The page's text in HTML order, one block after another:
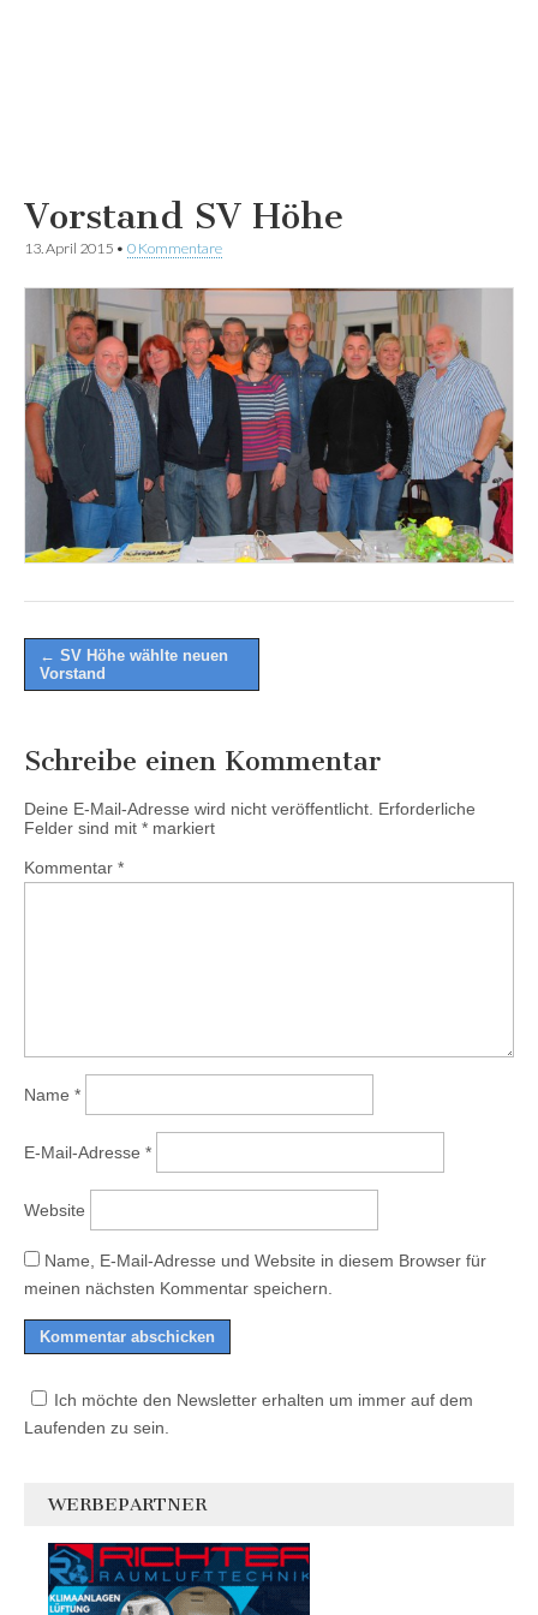
Vorstand SV Höhe
13. April 2015 • 0 Kommentare
Post
navigation
← SV Höhe wählte neuen
Vorstand
Schreibe einen Kommentar
Deine E-Mail-Adresse wird nicht veröffentlicht. Erforderliche
Felder sind mit * markiert
Kommentar *
Name *
E-Mail-Adresse *
Website
Name, E-Mail-Adresse und Website in diesem Browser für
meinen nächsten Kommentar speichern.
Ich möchte den Newsletter erhalten um immer auf dem
Laufenden zu sein.
WERBEPARTNER